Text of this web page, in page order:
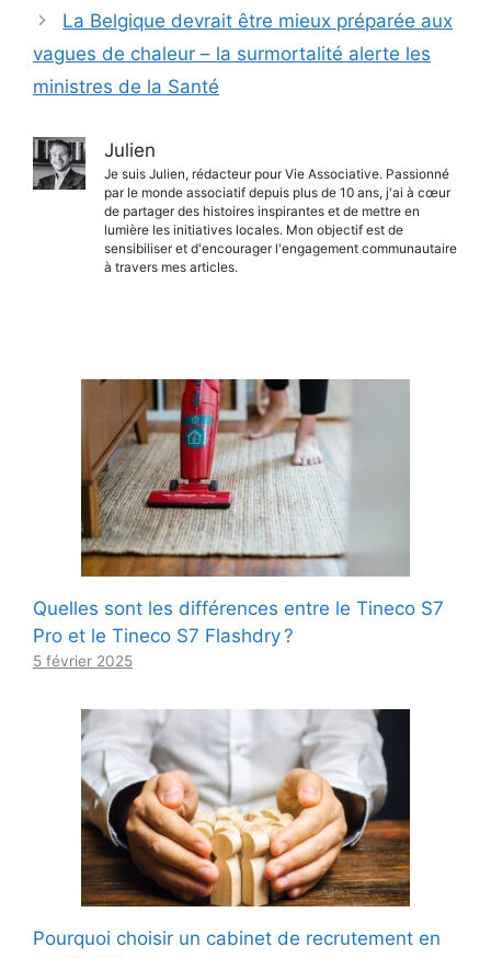
La Belgique devrait être mieux préparée aux
vagues de chaleur – la surmortalité alerte les
ministres de la Santé
Julien
Je suis Julien, rédacteur pour Vie Associative. Passionné
par le monde associatif depuis plus de 10 ans, j'ai à cœur
de partager des histoires inspirantes et de mettre en
lumière les initiatives locales. Mon objectif est de
sensibiliser et d'encourager l'engagement communautaire
à travers mes articles.
Quelles sont les différences entre le Tineco S7
Pro et le Tineco S7 Flashdry ?
5 février 2025
Pourquoi choisir un cabinet de recrutement en